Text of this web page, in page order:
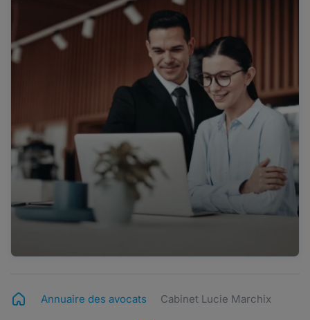
Annuaire des avocats Cabinet Lucie Marchix